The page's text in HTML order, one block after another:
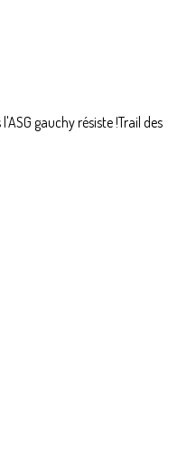
gauchy résiste !Trail des